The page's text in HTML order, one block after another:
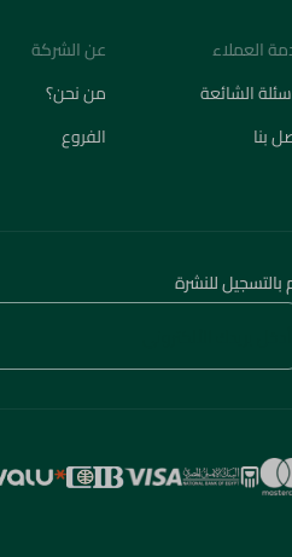
العملاء
الشائعة
بنا
عن الشركة
من نحن؟
الفروع
للنشرة